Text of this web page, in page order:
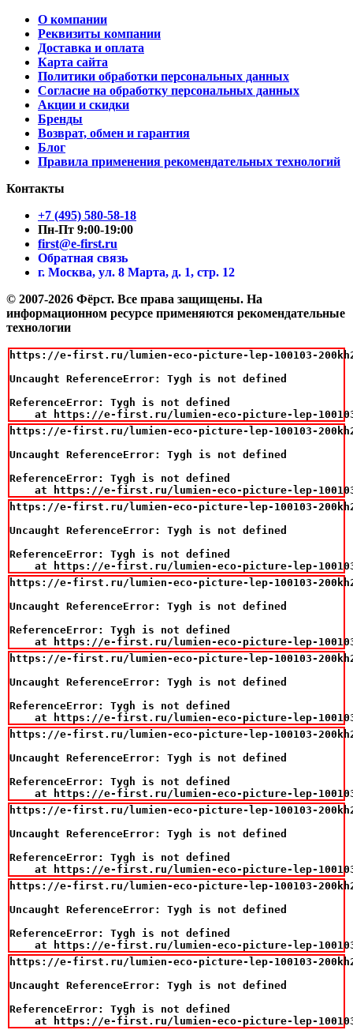
О компании
Реквизиты компании
Доставка и оплата
Карта сайта
Политики обработки персональных данных
Согласие на обработку персональных данных
Акции и скидки
Бренды
Возврат, обмен и гарантия
Блог
Правила применения рекомендательных технологий
Контакты
+7 (495) 580-58-18
Пн-Пт 9:00-19:00
first@e-first.ru
Обратная связь
г. Москва, ул. 8 Марта, д. 1, стр. 12
© 2007-2026 Фёрст. Все права защищены. На
информационном ресурсе применяются рекомендательные
технологии
https://e-first.ru/lumien-eco-picture-lep-100103-
Uncaught ReferenceError: Tygh is not defined
ReferenceError: Tygh is not defined
at https://e-first.ru/lumien-eco-picture-lep-
https://e-first.ru/lumien-eco-picture-lep-100103-
Uncaught ReferenceError: Tygh is not defined
ReferenceError: Tygh is not defined
at https://e-first.ru/lumien-eco-picture-lep-
https://e-first.ru/lumien-eco-picture-lep-100103-
Uncaught ReferenceError: Tygh is not defined
ReferenceError: Tygh is not defined
at https://e-first.ru/lumien-eco-picture-lep-
https://e-first.ru/lumien-eco-picture-lep-100103-
Uncaught ReferenceError: Tygh is not defined
ReferenceError: Tygh is not defined
at https://e-first.ru/lumien-eco-picture-lep-
https://e-first.ru/lumien-eco-picture-lep-100103-
Uncaught ReferenceError: Tygh is not defined
ReferenceError: Tygh is not defined
at https://e-first.ru/lumien-eco-picture-lep-
https://e-first.ru/lumien-eco-picture-lep-100103-
Uncaught ReferenceError: Tygh is not defined
ReferenceError: Tygh is not defined
at https://e-first.ru/lumien-eco-picture-lep-
https://e-first.ru/lumien-eco-picture-lep-100103-
Uncaught ReferenceError: Tygh is not defined
ReferenceError: Tygh is not defined
at https://e-first.ru/lumien-eco-picture-lep-
https://e-first.ru/lumien-eco-picture-lep-100103-
Uncaught ReferenceError: Tygh is not defined
ReferenceError: Tygh is not defined
at https://e-first.ru/lumien-eco-picture-lep-
https://e-first.ru/lumien-eco-picture-lep-100103-
Uncaught ReferenceError: Tygh is not defined
ReferenceError: Tygh is not defined
at https://e-first.ru/lumien-eco-picture-lep-